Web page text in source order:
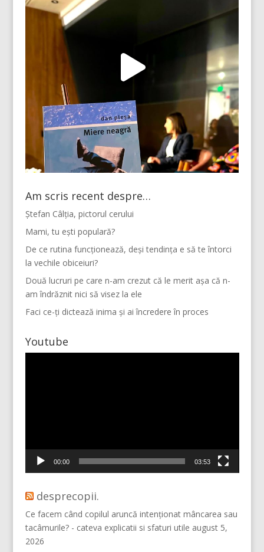
Am scris recent despre…
Ștefan Câlția, pictorul cerului
Mami, tu ești populară?
De ce rutina funcționează, deși tendința e să te întorci
la vechile obiceiuri?
Două lucruri pe care n-am crezut că le merit așa că n-
am îndrăznit nici să visez la ele
Faci ce-ți dictează inima și ai încredere în proces
Youtube
00:00 03:53
desprecopii.
Ce facem când copilul aruncă intenționat mâncarea sau
tacâmurile? - cateva explicatii si sfaturi utile august 5,
2026